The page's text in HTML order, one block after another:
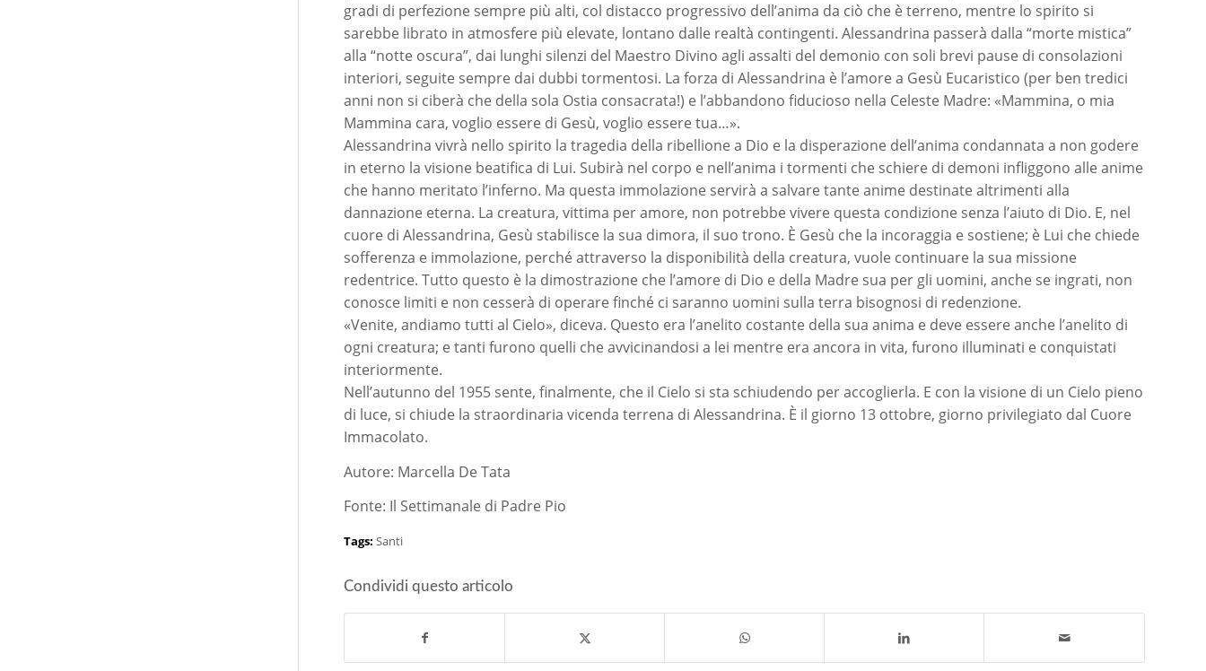
gradi di perfezione sempre più alti, col distacco progressivo dell’anima da ciò che è terreno, mentre lo spirito si
sarebbe librato in atmosfere più elevate, lontano dalle realtà contingenti. Alessandrina passerà dalla “morte mistica”
alla “notte oscura”, dai lunghi silenzi del Maestro Divino agli assalti del demonio con soli brevi pause di consolazioni
interiori, seguite sempre dai dubbi tormentosi. La forza di Alessandrina è l’amore a Gesù Eucaristico (per ben tredici
anni non si ciberà che della sola Ostia consacrata!) e l’abbandono fiducioso nella Celeste Madre: «Mammina, o mia
Mammina cara, voglio essere di Gesù, voglio essere tua…».
Alessandrina vivrà nello spirito la tragedia della ribellione a Dio e la disperazione dell’anima condannata a non godere
in eterno la visione beatifica di Lui. Subirà nel corpo e nell’anima i tormenti che schiere di demoni infliggono alle anime
che hanno meritato l’inferno. Ma questa immolazione servirà a salvare tante anime destinate altrimenti alla
dannazione eterna. La creatura, vittima per amore, non potrebbe vivere questa condizione senza l’aiuto di Dio. E, nel
cuore di Alessandrina, Gesù stabilisce la sua dimora, il suo trono. È Gesù che la incoraggia e sostiene; è Lui che chiede
sofferenza e immolazione, perché attraverso la disponibilità della creatura, vuole continuare la sua missione
redentrice. Tutto questo è la dimostrazione che l’amore di Dio e della Madre sua per gli uomini, anche se ingrati, non
conosce limiti e non cesserà di operare finché ci saranno uomini sulla terra bisognosi di redenzione.
«Venite, andiamo tutti al Cielo», diceva. Questo era l’anelito costante della sua anima e deve essere anche l’anelito di
ogni creatura; e tanti furono quelli che avvicinandosi a lei mentre era ancora in vita, furono illuminati e conquistati
interiormente.
Nell’autunno del 1955 sente, finalmente, che il Cielo si sta schiudendo per accoglierla. E con la visione di un Cielo pieno
di luce, si chiude la straordinaria vicenda terrena di Alessandrina. È il giorno 13 ottobre, giorno privilegiato dal Cuore
Immacolato.
Autore: Marcella De Tata
Fonte: Il Settimanale di Padre Pio
Tags: Santi
Condividi questo articolo